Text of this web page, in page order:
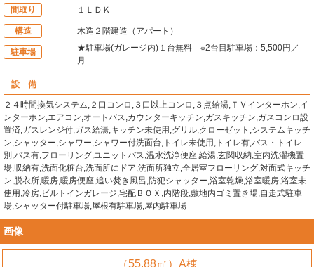
間取り １ＬＤＫ
構造 木造２階建造（アパート）
駐車場
★駐車場(ガレージ内)１台無料 ※2台目駐車場：5,500円／
月
設 備
２４時間換気システム,２口コンロ,３口以上コンロ,３点給湯,ＴＶインターホン,イ
ンターホン,エアコン,オートバス,カウンターキッチン,ガスキッチン,ガスコンロ設
置済,ガスレンジ付,ガス給湯,キッチン未使用,グリル,クローゼット,システムキッチ
ン,シャッター,シャワー,シャワー付洗面台,トイレ未使用,トイレ有,バス・トイレ
別,バス有,フローリング,ユニットバス,温水洗浄便座,給湯,玄関収納,室内洗濯機置
場,収納有,洗面化粧台,洗面所にドア,洗面所独立,全居室フローリング,対面式キッチ
ン,脱衣所,暖房,暖房便座,追い焚き風呂,防犯シャッター,浴室乾燥,浴室暖房,浴室未
使用,冷房,ビルトインガレージ,宅配ＢＯＸ,内階段,敷地内ゴミ置き場,自走式駐車
場,シャッター付駐車場,屋根有駐車場,屋内駐車場
画像
（55.88㎡）A棟